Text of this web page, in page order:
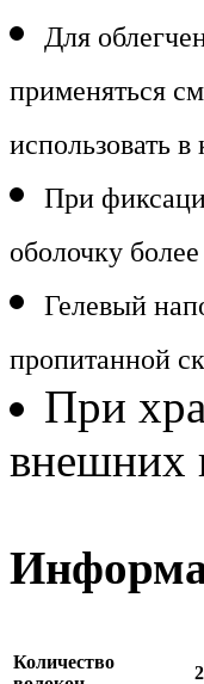
Для
применяться
использовать
При
оболочку
Гелевый
пропитанной
При
внешних
Количество
2